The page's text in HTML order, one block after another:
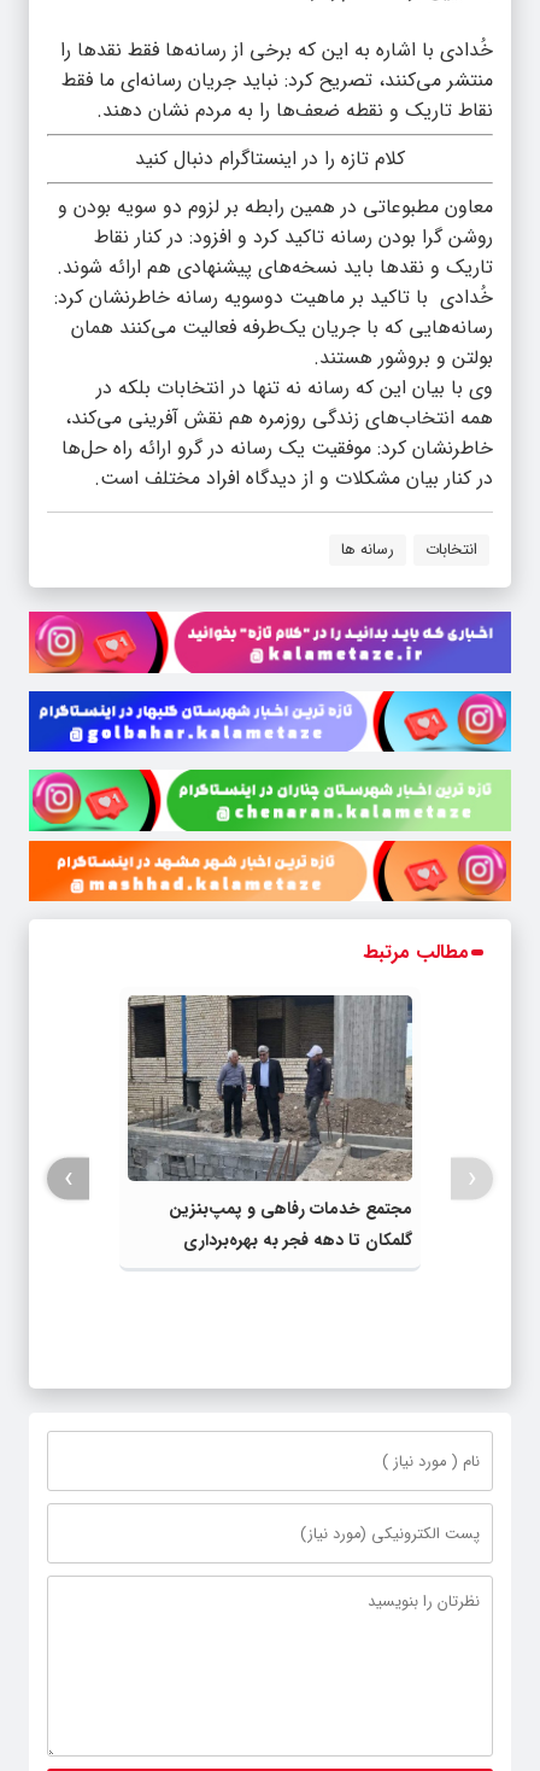
خُدادی با اشاره به این که برخی از رسانه‌ها فقط نقدها را
منتشر می‌کنند، تصریح کرد: نباید جریان رسانه‌ای ما فقط
نقاط تاریک و نقطه ضعف‌ها را به مردم نشان دهند.
کلام تازه را در اینستاگرام دنبال کنید
معاون مطبوعاتی در همین رابطه بر لزوم دو سویه بودن و
روشن گرا بودن رسانه تاکید کرد و افزود: در کنار نقاط
تاریک و نقدها باید نسخه‌های پیشنهادی هم ارائه شوند.
خُدادی با تاکید بر ماهیت دوسویه رسانه خاطرنشان کرد:
رسانه‌هایی که با جریان یک‌طرفه فعالیت می‌کنند همان
بولتن و بروشور هستند.
وی با بیان این که رسانه نه تنها در انتخابات بلکه در
همه انتخاب‌های زندگی روزمره هم نقش آفرینی می‌کند،
خاطرنشان کرد: موفقیت یک رسانه در گرو ارائه راه حل‌ها
در کنار بیان مشکلات و از دیدگاه افراد مختلف است.
انتخابات رسانه ها
مطالب مرتبط
مجتمع خدمات رفاهی و پمپ‌بنزین
گلمکان تا دهه فجر به بهره‌برداری
می‌رسد
‹
›